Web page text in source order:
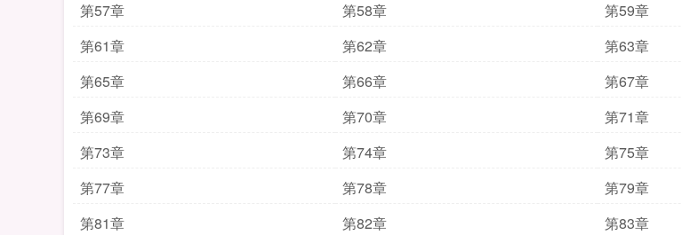
第57章
第58章 第59章
第61章
第62章 第63章
第65章
第66章 第67章
第69章
第70章 第71章
第73章
第74章 第75章
第77章
第78章 第79章
第81章
第82章 第83章